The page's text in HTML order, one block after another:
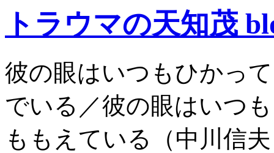
トラウマの天知茂
彼の眼はいつもひかっ
でいる／彼の眼はいつ
ももえている（中川信